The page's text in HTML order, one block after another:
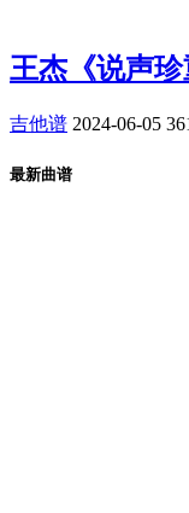
王杰《说声
吉他谱 2024-06-05
最新曲谱